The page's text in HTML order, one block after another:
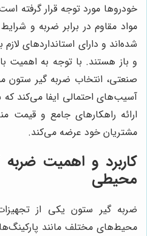
خودروها مورد توجه قرار گرفته
مواد مقاوم در برابر ضربه و
شده‌اند و دارای استانداردهای
و باز هستند. با توجه به اهمیت
صنعتی، انتخاب ضربه گیر
آسیب‌های احتمالی ایفا می‌کند که
ارائه راهکارهای جامع و قیمت
مشتریان خود عرضه می‌کند.
کاربرد و اهمیت
محیطی
ضربه گیر ستون یکی از
محیط‌های مختلف مانند